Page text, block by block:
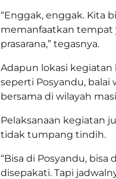
“Enggak, enggak. Kita
memanfaatkan tempat
prasarana,” tegasnya.
Adapun lokasi
seperti Posyandu, balai
bersama di wilayah
Pelaksanaan kegiatan
tidak tumpang tindih.
“Bisa di Posyandu,
disepakati. Tapi